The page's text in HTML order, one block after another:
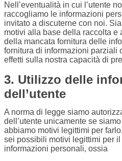
Nell’eventualità in cui l’utente
raccogliamo le informazioni
invitato a discuterne con noi.
motivi alla base della raccolta e
della mancata fornitura delle
fornitura di informazioni parziali
effetti sulla nostra capacità di
3. Utilizzo delle
dell’utente
A norma di legge siamo
dell’utente unicamente se
abbiamo motivi legittimi per
sei possibili motivi legittimi per
informazioni personali, ossia